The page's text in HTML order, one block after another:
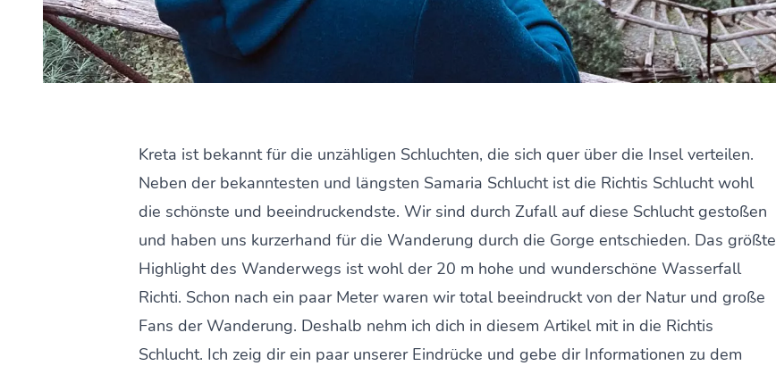
Kreta ist bekannt für die unzähligen Schluchten, die sich quer über die Insel verteilen.
Neben der bekanntesten und längsten Samaria Schlucht ist die Richtis Schlucht wohl
die schönste und beeindruckendste. Wir sind durch Zufall auf diese Schlucht gestoßen
und haben uns kurzerhand für die Wanderung durch die Gorge entschieden. Das größte
Highlight des Wanderwegs ist wohl der 20 m hohe und wunderschöne Wasserfall
Richti. Schon nach ein paar Meter waren wir total beeindruckt von der Natur und große
Fans der Wanderung. Deshalb nehm ich dich in diesem Artikel mit in die Richtis
Schlucht. Ich zeig dir ein paar unserer Eindrücke und gebe dir Informationen zu dem